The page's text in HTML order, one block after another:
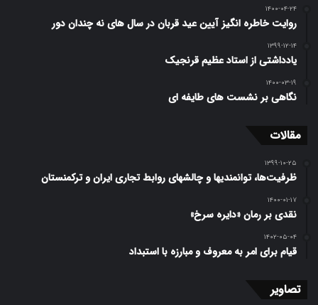
۱۴۰۰-۰۴-۲۴
روایت خاطره انگیز آیین عید قربان در سال های نه چندان دور
۱۳۹۹-۱۲-۱۴
یادداشتی از استاد عظیم قرنجیک
۱۴۰۰-۰۳-۱۹
نگاهی بر نشست های طایفه ای
مقالات
۱۳۹۹-۱۰-۲۵
ظرفیت‌ها، توانمندیها و چالشهای روابط تجاری ایران و ترکمنستان
۱۴۰۰-۰۱-۱۷
نقدی بر رمان «دایره سرخ»
۱۴۰۲-۰۵-۰۴
قیام برای امر به معروف و مبارزه با استبداد
تصاویر